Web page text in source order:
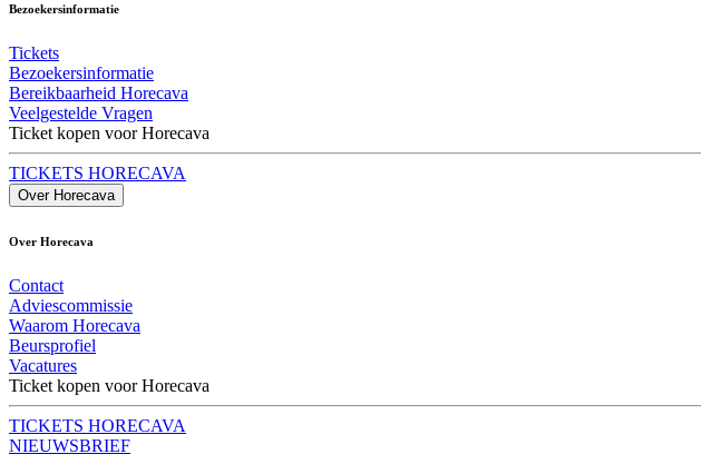
Bezoekersinformatie
Tickets
Bezoekersinformatie
Bereikbaarheid Horecava
Veelgestelde Vragen
Ticket kopen voor Horecava
TICKETS HORECAVA
Over Horecava
Over Horecava
Contact
Adviescommissie
Waarom Horecava
Beursprofiel
Vacatures
Ticket kopen voor Horecava
TICKETS HORECAVA
NIEUWSBRIEF